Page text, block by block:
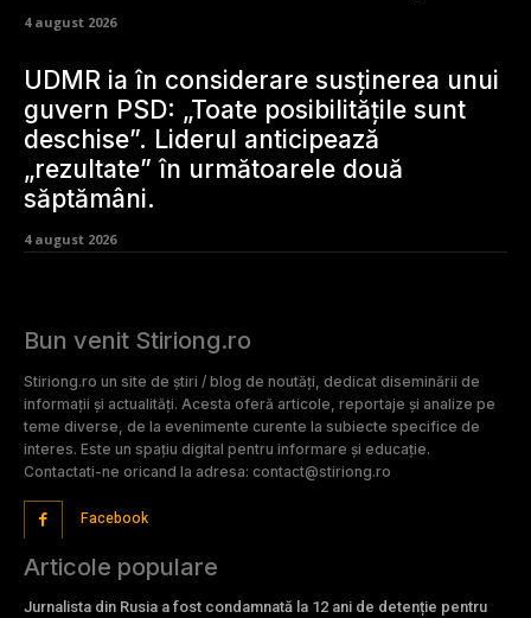
4 august 2026
UDMR ia în considerare susținerea unui
guvern PSD: „Toate posibilitățile sunt
deschise”. Liderul anticipează
„rezultate” în următoarele două
săptămâni.
4 august 2026
Bun venit Stiriong.ro
Stiriong.ro un site de știri / blog de noutăți, dedicat diseminării de
informații și actualități. Acesta oferă articole, reportaje și analize pe
teme diverse, de la evenimente curente la subiecte specifice de
interes. Este un spațiu digital pentru informare și educație.
Contactati-ne oricand la adresa: contact@stiriong.ro
Facebook
Articole populare
Jurnalista din Rusia a fost condamnată la 12 ani de detenție pentru